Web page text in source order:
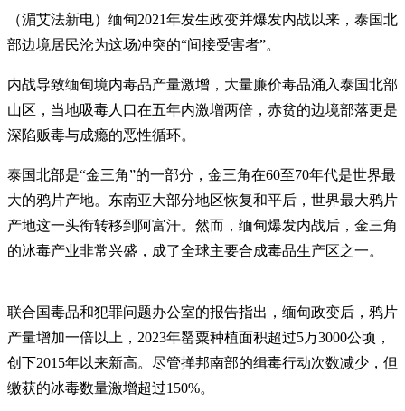
（湄艾法新电）缅甸2021年发生政变并爆发内战以来，泰国北
部边境居民沦为这场冲突的“间接受害者”。
内战导致缅甸境内毒品产量激增，大量廉价毒品涌入泰国北部
山区，当地吸毒人口在五年内激增两倍，赤贫的边境部落更是
深陷贩毒与成瘾的恶性循环。
泰国北部是“金三角”的一部分，金三角在60至70年代是世界最
大的鸦片产地。东南亚大部分地区恢复和平后，世界最大鸦片
产地这一头衔转移到阿富汗。然而，缅甸爆发内战后，金三角
的冰毒产业非常兴盛，成了全球主要合成毒品生产区之一。
联合国毒品和犯罪问题办公室的报告指出，缅甸政变后，鸦片
产量增加一倍以上，2023年罂粟种植面积超过5万3000公顷，
创下2015年以来新高。尽管掸邦南部的缉毒行动次数减少，但
缴获的冰毒数量激增超过150%。